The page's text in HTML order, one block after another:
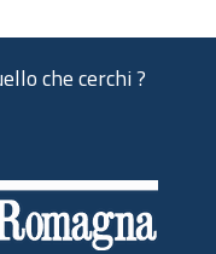
che cerchi ?